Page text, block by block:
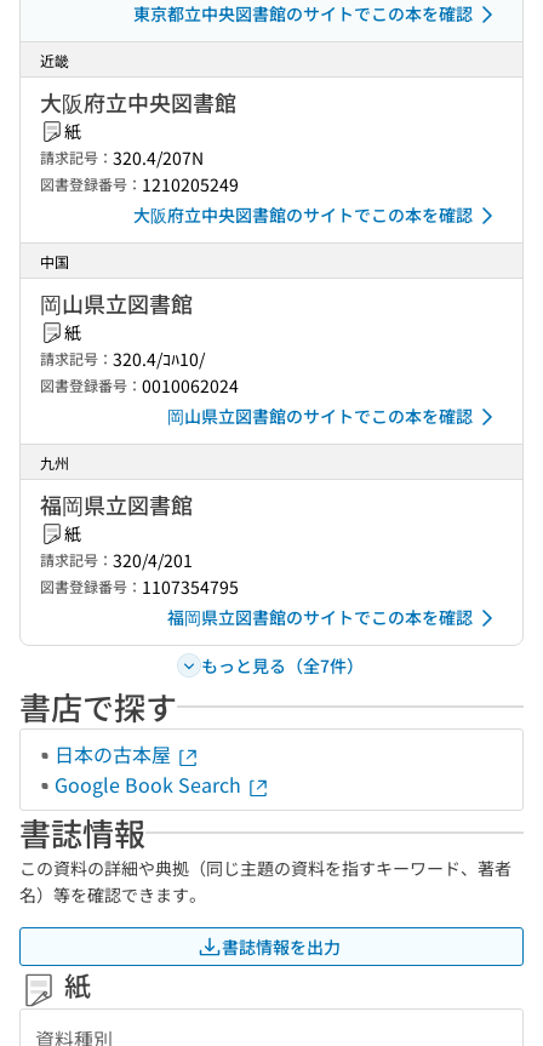
東京都立中央図書館のサイトでこの本を確認
近畿
大阪府立中央図書館
紙
請求記号： 320.4/207N
図書登録番号： 1210205249
大阪府立中央図書館のサイトでこの本を確認
中国
岡山県立図書館
紙
請求記号： 320.4/ｺﾊ10/
図書登録番号： 0010062024
岡山県立図書館のサイトでこの本を確認
九州
福岡県立図書館
紙
請求記号： 320/4/201
図書登録番号： 1107354795
福岡県立図書館のサイトでこの本を確認
もっと見る（全7件）
書店で探す
日本の古本屋
Google Book Search
書誌情報
この資料の詳細や典拠（同じ主題の資料を指すキーワード、著者
名）等を確認できます。
書誌情報を出力
紙
資料種別